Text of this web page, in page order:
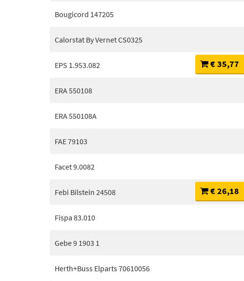
Bougicord 147205
Calorstat By Vernet CS0325
EPS 1.953.082 € 35,77
ERA 550108
ERA 550108A
FAE 79103
Facet 9.0082
Febi Bilstein 24508 € 26,18
Fispa 83.010
Gebe 9 1903 1
Herth+Buss Elparts 70610056